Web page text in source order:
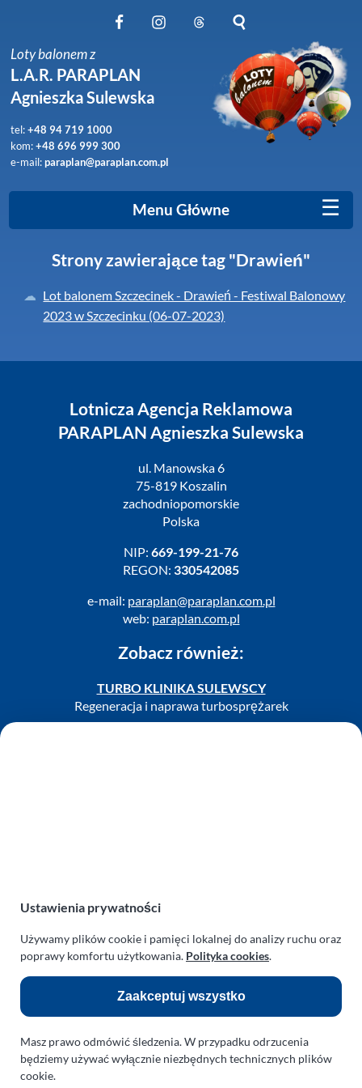
Obserwuj nas na Instagram
Obserwuj nas na Threads
Szukaj na stronie
Loty balonem z
L.A.R. PARAPLAN
Agnieszka Sulewska
tel:+48 94 719 1000
kom:+48 696 999 300
e-mail:paraplan@paraplan.com.pl
Menu Główne ☰
Strony zawierające tag "Drawień"
Lot balonem Szczecinek - Drawień - Festiwal Balonowy
2023 w Szczecinku (06-07-2023)
Lotnicza Agencja Reklamowa
PARAPLAN Agnieszka Sulewska
ul. Manowska 6
75-819 Koszalin
zachodniopomorskie
Polska
NIP: 669-199-21-76
REGON: 330542085
e-mail: paraplan@paraplan.com.pl
web: paraplan.com.pl
Zobacz również:
TURBO KLINIKA SULEWSCY
Regeneracja i naprawa turbosprężarek
Odnośniki:
Flight Operations Consulting
Motopark Koszalin
Rodzina Wolarków
Ustawienia prywatności
Używamy plików cookie i pamięci lokalnej do analizy ruchu oraz
poprawy komfortu użytkowania. Polityka cookies.
Zaakceptuj wszystko
Masz prawo odmówić śledzenia. W przypadku odrzucenia
będziemy używać wyłącznie niezbędnych technicznych plików
cookie.